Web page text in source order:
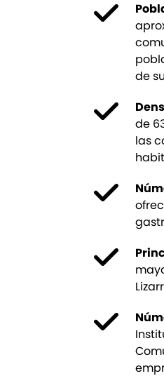
de
de
las